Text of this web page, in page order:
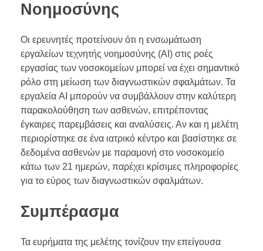
Νοημοσύνης
Οι ερευνητές προτείνουν ότι η ενσωμάτωση
εργαλείων τεχνητής νοημοσύνης (AI) στις ροές
εργασίας των νοσοκομείων μπορεί να έχει σημαντικό
ρόλο στη μείωση των διαγνωστικών σφαλμάτων. Τα
εργαλεία AI μπορούν να συμβάλλουν στην καλύτερη
παρακολούθηση των ασθενών, επιτρέποντας
έγκαιρες παρεμβάσεις και αναλύσεις. Αν και η μελέτη
περιορίστηκε σε ένα ιατρικό κέντρο και βασίστηκε σε
δεδομένα ασθενών με παραμονή στο νοσοκομείο
κάτω των 21 ημερών, παρέχει κρίσιμες πληροφορίες
για το εύρος των διαγνωστικών σφαλμάτων.
Συμπέρασμα
Τα ευρήματα της μελέτης τονίζουν την επείγουσα